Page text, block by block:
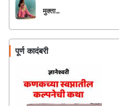
मुक्ता...
पूर्ण कादंबरी